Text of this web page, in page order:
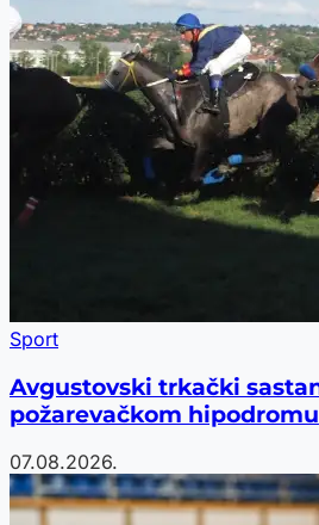
Sport
Avgustovski trkački
požarevačkom hipodromu
07.08.2026.